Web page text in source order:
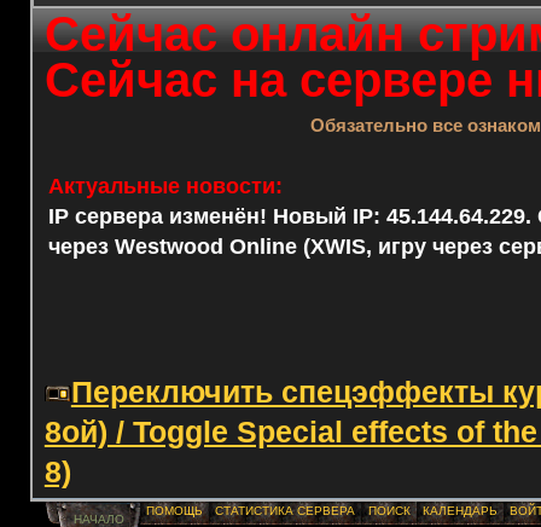
Сейчас онлайн
Сейчас на сервере
Обязательно все
Актуальные новости:
IP сервера изменён! Новый IP: 45.144.64.229.
через Westwood Online (XWIS, игру через
Переключить спецэффекты
8ой) / Toggle Special effects of
8)
НАЧАЛО
ПОМОЩЬ СТАТИСТИКА СЕРВЕРА ПОИСК КАЛЕНДАРЬ